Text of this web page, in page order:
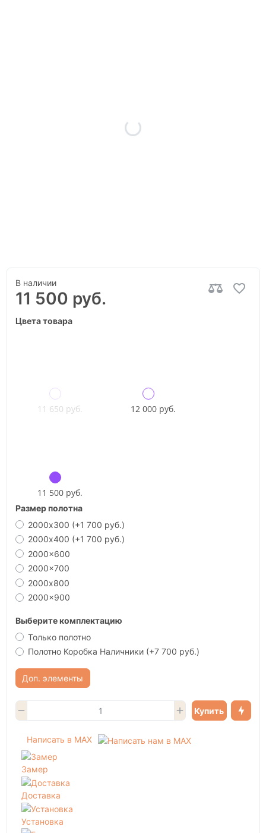
В наличии
11 500 руб.
Цвета товара
11 650 руб. 12 000 руб.
11 500 руб.
Размер полотна
2000х300 (+1 700 руб.)
2000х400 (+1 700 руб.)
2000x600
2000x700
2000х800
2000x900
Выберите комплектацию
Только полотно
Полотно Коробка Наличники (+7 700 руб.)
Доп. элементы
Купить
Написать в MAX
Замер
Доставка
Установка